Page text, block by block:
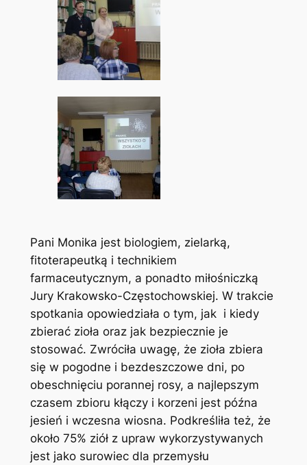
Pani Monika jest biologiem, zielarką,
fitoterapeutką i technikiem
farmaceutycznym, a ponadto miłośniczką
Jury Krakowsko-Częstochowskiej. W trakcie
spotkania opowiedziała o tym, jak i kiedy
zbierać zioła oraz jak bezpiecznie je
stosować. Zwróciła uwagę, że zioła zbiera
się w pogodne i bezdeszczowe dni, po
obeschnięciu porannej rosy, a najlepszym
czasem zbioru kłączy i korzeni jest późna
jesień i wczesna wiosna. Podkreśliła też, że
około 75% ziół z upraw wykorzystywanych
jest jako surowiec dla przemysłu